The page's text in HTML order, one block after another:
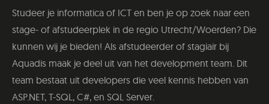
Studeer je informatica of ICT en ben je op zoek naar een
stage- of afstudeerplek in de regio Utrecht/Woerden? Die
kunnen wij je bieden! Als afstudeerder of stagiair bij
Aquadis maak je deel uit van het development team. Dit
team bestaat uit developers die veel kennis hebben van
ASP.NET, T-SQL, C#, en SQL Server.